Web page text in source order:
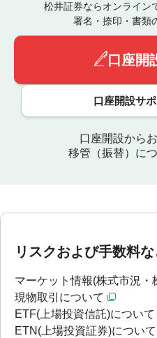
松井証券ならオンライン
署名・捺印・書類
口座開
口座開設サ
口座開設から
移管（振替）に
リスクおよび手数料
マーケット情報(株式市況・
現物取引について
ETF(上場投資信託)について
ETN(上場投資証券)について